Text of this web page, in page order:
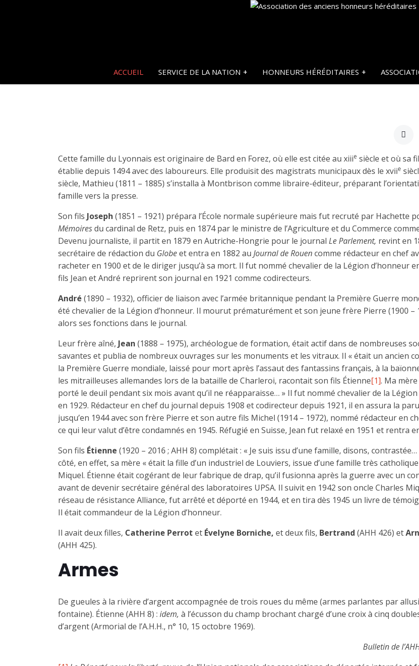
ACCUEIL SERVICE DE LA NATION HONNEURS HÉRÉDITAIRES
Cette famille du Lyonnais est originaire de Bard en Forez, où elle est citée au xiiie siècle et où sa
établie depuis 1494 avec des laboureurs. Elle produisit des magistrats municipaux dès le xviie
siècle, Mathieu (1811 – 1885) s’installa à Montbrison comme libraire-éditeur, préparant
famille vers la presse.
Son fils Joseph (1851 – 1921) prépara l’École normale supérieure mais fut recruté par Hachette
Mémoiresdu cardinal de Retz, puis en 1874 par le ministre de l’Agriculture et du Commerce
Devenu journaliste, il partit en 1879 en Autriche-Hongrie pour le journal Le Parlement, revint en
secrétaire de rédaction du Globeet entra en 1882 au Journal de Rouencomme rédacteur en chef
racheter en 1900 et de le diriger jusqu’à sa mort. Il fut nommé chevalier de la Légion d’honneur
fils Jean et André reprirent son journal en 1921 comme codirecteurs.
André (1890 – 1932), officier de liaison avec l’armée britannique pendant la Première Guerre
été chevalier de la Légion d’honneur. Il mourut prématurément et son jeune frère Pierre (1900 –
alors ses fonctions dans le journal.
Leur frère aîné, Jean (1888 – 1975), archéologue de formation, était actif dans de nombreuses
savantes et publia de nombreux ouvrages sur les monuments et les vitraux. Il « était un ancien
la Première Guerre mondiale, laissé pour mort après l’assaut des fantassins français, à la
les mitrailleuses allemandes lors de la bataille de Charleroi, racontait son fils Étienne[1]. Ma mère
porté le deuil pendant six mois avant qu’il ne réapparaisse… » Il fut nommé chevalier de la
en 1929. Rédacteur en chef du journal depuis 1908 et codirecteur depuis 1921, il en assura la
jusqu’en 1944 avec son frère Pierre et son autre fils Michel (1914 – 1972), nommé rédacteur en
ce qui leur valut d’être condamnés en 1945. Réfugié en Suisse, Jean fut relaxé en 1951 et rentra
Son fils Étienne (1920 – 2016 ; AHH 8) complétait : « Je suis issu d’une famille, disons, contrastée…
côté, en effet, sa mère « était la fille d’un industriel de Louviers, issue d’une famille très catholique
Miquel. Étienne était cogérant de leur fabrique de drap, qu’il fusionna après la guerre avec un
avant de devenir secrétaire général des laboratoires UPSA. Il suivit en 1942 son oncle Charles
réseau de résistance Alliance, fut arrêté et déporté en 1944, et en tira dès 1945 un livre de
Il était commandeur de la Légion d’honneur.
Il avait deux filles, Catherine Perrot et Évelyne Borniche, et deux fils, Bertrand (AHH 426) et
(AHH 425).
Armes
De gueules à la rivière d’argent accompagnée de trois roues du même (armes parlantes par
fontaine). Étienne (AHH 8) : idem, à l’écusson du champ brochant chargé d’une croix à cinq
d’argent (Armorial de l’A.H.H., n° 10, 15 octobre 1969).
Bulletin de